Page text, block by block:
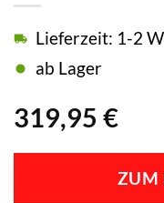
319,95 €
Lieferzeit: 1-2
ab Lager
ZUM